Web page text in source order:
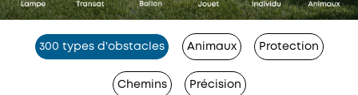
300 types d'obstacles Animaux Protection
Chemins Précision